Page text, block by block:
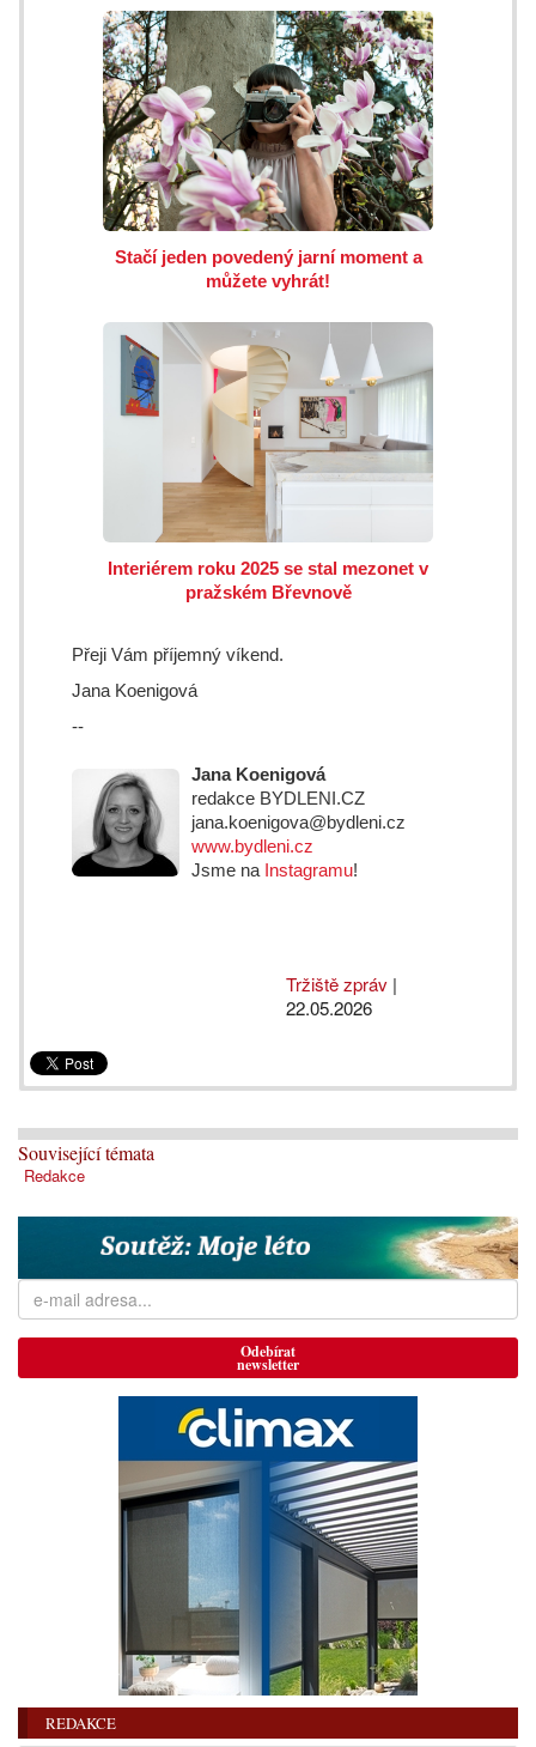
Stačí jeden povedený jarní moment a
můžete vyhrát!
Interiérem roku 2025 se stal mezonet v
pražském Břevnově
Přeji Vám příjemný víkend.
Jana Koenigová
--
Jana Koenigová
redakce BYDLENI.CZ
jana.koenigova@bydleni.cz
www.bydleni.cz
Jsme na Instagramu!
Tržiště zpráv |
22.05.2026
Související témata
Redakce
Odebírat
newsletter
REDAKCE